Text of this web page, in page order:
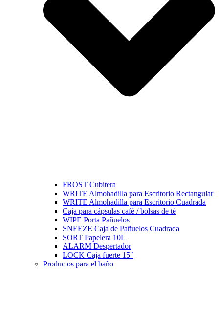
FROST Cubitera
WRITE Almohadilla para Escritorio Rectangular
WRITE Almohadilla para Escritorio Cuadrada
Caja para cápsulas café / bolsas de té
WIPE Porta Pañuelos
SNEEZE Caja de Pañuelos Cuadrada
SORT Papelera 10L
ALARM Despertador
LOCK Caja fuerte 15″
Productos para el baño